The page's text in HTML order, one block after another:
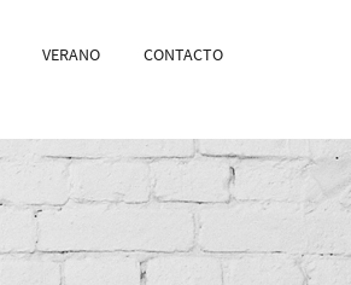
VERANO CONTACTO